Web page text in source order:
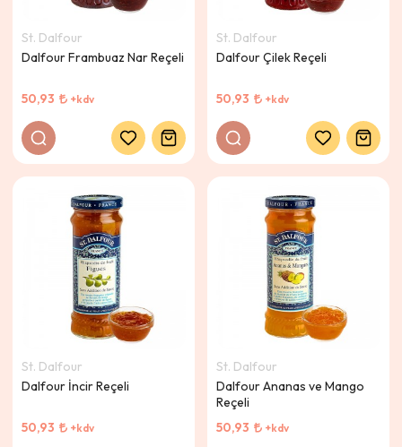
St. Dalfour
Dalfour Frambuaz Nar Reçeli
50,93 +kdv
St. Dalfour
Dalfour Çilek Reçeli
50,93 +kdv
St. Dalfour
Dalfour İncir Reçeli
50,93 +kdv
St. Dalfour
Dalfour Ananas ve Mango
Reçeli
50,93
+kdv